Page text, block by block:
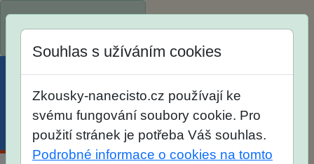
Spustili jsme přihlašování
na školní rok 2026/2027!
Účet Košík
Souhlas s užíváním cookies
Zkousky-nanecisto.cz používají ke
svému fungování soubory cookie. Pro
použití stránek je potřeba Váš souhlas.
Podrobné informace o cookies na tomto